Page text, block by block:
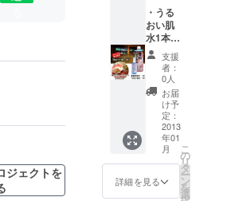
ジェクトを
５軒を
自由に
入湯す
ること
ができ
ます。※
通常は
１軒で
1,000円
なので
とても
お得で
す！！
） ・湯
・うる
おい肌
水1本
・濃縮
温泉水1
・“FAA
VO岡
山”限定
「湯め
ぐり」
券 2枚
（湯原
温泉の
５軒を
支援
者：
0人
お届
け予
定：
2013
年01
月
詳細を見る
こ
の
リ
タ
ー
ン
を
選